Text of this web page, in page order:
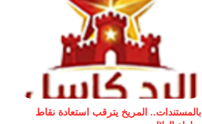
بالمستندات.. المريخ يترقب استعادة نقاط